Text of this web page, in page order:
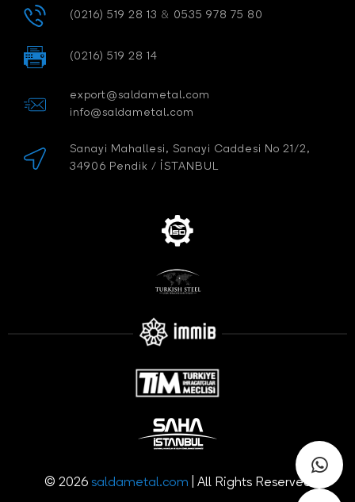
(0216) 519 28 13 & 0535 978 75 80
(0216) 519 28 14
export@saldametal.com
info@saldametal.com
Sanayi Mahallesi, Sanayi Caddesi No 21/2,
34906 Pendik / İSTANBUL
© 2026 saldametal.com | All Rights Reserved